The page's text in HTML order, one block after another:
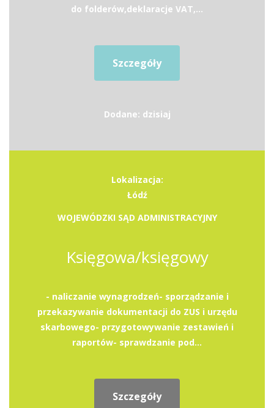
do folderów,deklaracje VAT,...
Szczegóły
Dodane: dzisiaj
Lokalizacja:
Łódź
WOJEWÓDZKI SĄD ADMINISTRACYJNY
Księgowa/księgowy
- naliczanie wynagrodzeń- sporządzanie i
przekazywanie dokumentacji do ZUS i urzędu
skarbowego- przygotowywanie zestawień i
raportów- sprawdzanie pod...
Szczegóły